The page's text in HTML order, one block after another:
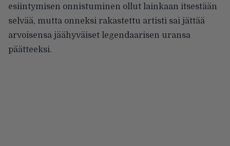
esiintymisen onnistuminen ollut lainkaan itsestään
selvää, mutta onneksi rakastettu artisti sai jättää
arvoisensa jäähyväiset legendaarisen uransa
päätteeksi.